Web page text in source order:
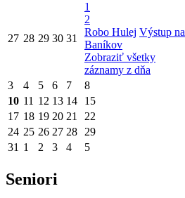
27 28 29 30 31
1
2
Robo Hulej Výstup na
Baníkov
Zobraziť všetky
záznamy z dňa
3
4 5 6 7 8
10 11 12 13 14 15
17 18 19 20 21 22
24 25 26 27 28 29
31 1 2 3 4 5
Seniori